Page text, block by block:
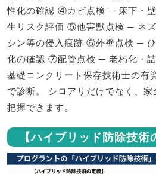
性化の確認 ④カビ点検 ─ 床下・
生リスク評価 ⑤他害獣点検 ─ ネ
シン等の侵入痕跡 ⑥外壁点検 ─
化の確認 ⑦配管点検 ─ 老朽化・
基礎コンクリート保存技術士の有
で診断。 シロアリだけでなく、
把握できます。
【ハイブリッド防除技術